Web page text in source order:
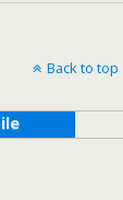
Back to top